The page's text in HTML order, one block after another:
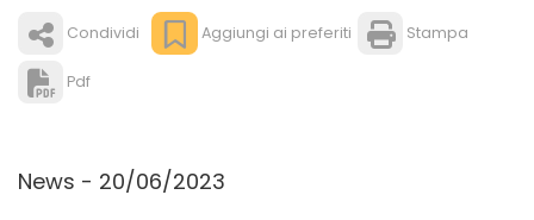
Condividi Aggiungi ai preferiti Stampa
Pdf
News - 20/06/2023